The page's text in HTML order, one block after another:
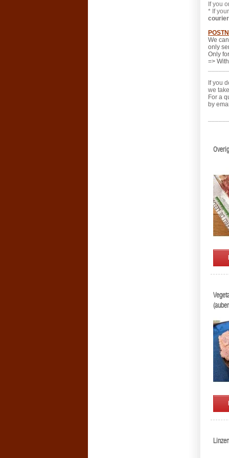
If you
* If
We
only
Only
=>
If you
we
For a
by